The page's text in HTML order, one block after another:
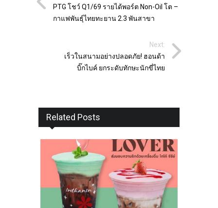
PTG โชว์ Q1/69 รายได้พอร์ต Non-Oil โต –
กาแฟพันธุ์ไทยทะยาน 2.3 พันสาขา
Next:
เร็วในสนามอย่างปลอดภัย! ฮอนด้า
บิ๊กไบค์ ยกระดับทักษะนักขี่ไทย
Related Posts